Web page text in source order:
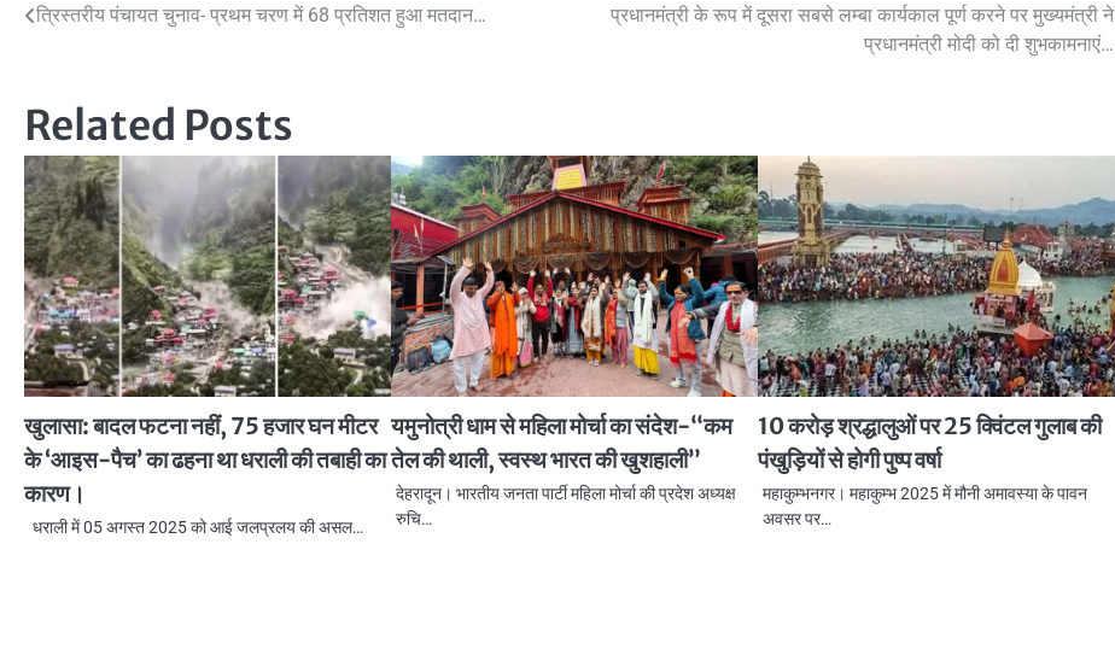
Post
त्रिस्तरीय पंचायत चुनाव- प्रथम चरण में 68 प्रतिशत हुआ मतदान…
प्रधानमंत्री के रूप में दूसरा सबसे लम्बा कार्यकाल पूर्ण करने पर मुख्यमंत्री ने
प्रधानमंत्री मोदी को दी शुभकामनाएं…
Related Posts
खुलासा: बादल फटना नहीं, 75 हजार घन मीटर
के ‘आइस-पैच’ का ढहना था धराली की तबाही का
कारण।
धराली में 05 अगस्त 2025 को आई जलप्रलय की असल…
यमुनोत्री धाम से महिला मोर्चा का संदेश-“कम
तेल की थाली, स्वस्थ भारत की खुशहाली”
देहरादून। भारतीय जनता पार्टी महिला मोर्चा की प्रदेश अध्यक्ष
रुचि…
10 करोड़ श्रद्धालुओं पर 25 क्विंटल गुलाब की
पंखुड़ियों से होगी पुष्प वर्षा
महाकुम्भनगर। महाकुम्भ 2025 में मौनी अमावस्या के पावन
अवसर पर…